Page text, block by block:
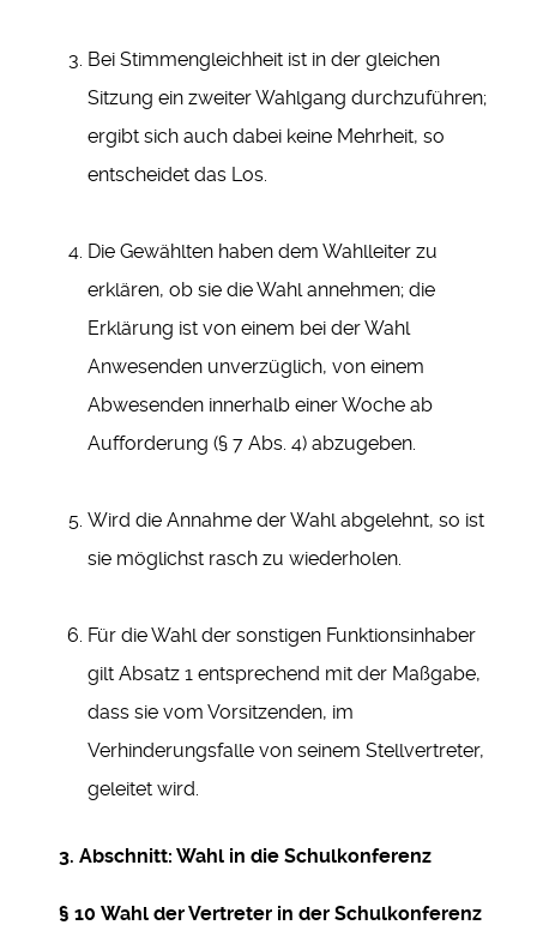
Bei Stimmengleichheit ist in der gleichen
Sitzung ein zweiter Wahlgang durchzuführen;
ergibt sich auch dabei keine Mehrheit, so
entscheidet das Los.
Die Gewählten haben dem Wahlleiter zu
erklären, ob sie die Wahl annehmen; die
Erklärung ist von einem bei der Wahl
Anwesenden unverzüglich, von einem
Abwesenden innerhalb einer Woche ab
Aufforderung (§ 7 Abs. 4) abzugeben.
Wird die Annahme der Wahl abgelehnt, so ist
sie möglichst rasch zu wiederholen.
Für die Wahl der sonstigen Funktionsinhaber
gilt Absatz 1 entsprechend mit der Maßgabe,
dass sie vom Vorsitzenden, im
Verhinderungsfalle von seinem Stellvertreter,
geleitet wird.
3. Abschnitt: Wahl in die Schulkonferenz
§ 10 Wahl der Vertreter in der Schulkonferenz